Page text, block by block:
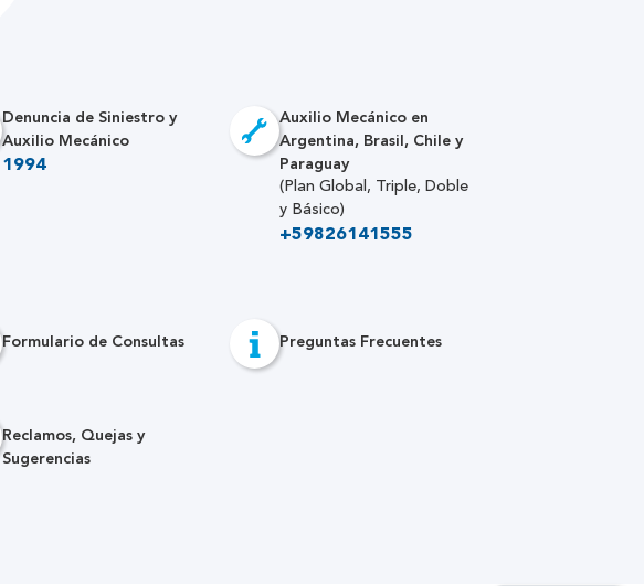
Denuncia de Siniestro y
Auxilio Mecánico
1994
Auxilio Mecánico en
Argentina, Brasil, Chile y
Paraguay
(Plan Global, Triple, Doble
y Básico)
+59826141555
Formulario de Consultas Preguntas Frecuentes
Reclamos, Quejas y
Sugerencias